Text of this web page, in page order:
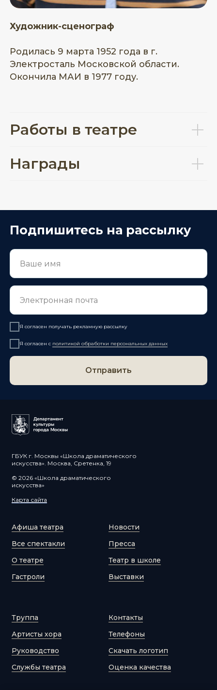
Художник-сценограф
Родилась 9 марта 1952 года в г.
Электросталь Московской области.
Окончила МАИ в 1977 году.
Работы в театре
Награды
Подпишитесь на рассылку
Я согласен получать рекламную рассылку
Я согласен с политикой обработки персональных данных
Отправить
ГБУК г. Москвы «Школа драматического
искусства». Москва, Сретенка, 19
© 2026 «Школа драматического
искусства»
Карта сайта
Афиша театра
Все спектакли
О театре
Гастроли
Новости
Пресса
Театр в школе
Выставки
Труппа
Артисты хора
Руководство
Службы театра
Контакты
Телефоны
Скачать логотип
Оценка качества